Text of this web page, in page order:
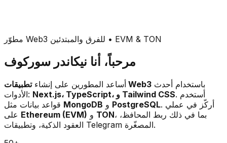
مطوّر Web3 للفرق والمبتدئين • EVM & TON
مرحباً، أنا نيكاندر سوركوف
أساعد المطورين على إنشاء تطبيقات Web3
الأدوات:
Next.js، TypeScript، و Tailwind CSS. أستخدم
MongoDB PostgreSQL. أركّز في عملي
Ethereum (EVM) TON، بما في ذلك ربط المحافظ،
العقود الذكية، وتطبيقات Telegram المصغّرة.